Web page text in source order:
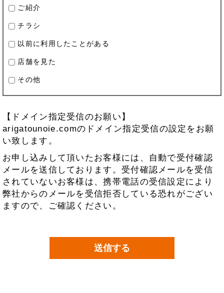
ご紹介
チラシ
以前に利用したことがある
店舗を見た
その他
【ドメイン指定受信のお願い】
arigatounoie.comのドメイン指定受信の設定をお願
い致します。
お申し込みして頂いたお客様には、自動で受付確認
メールを送信しております。受付確認メールを受信
されていないお客様は、携帯電話の受信設定により
弊社からのメールを受信拒否している恐れがござい
ますので、ご確認ください。